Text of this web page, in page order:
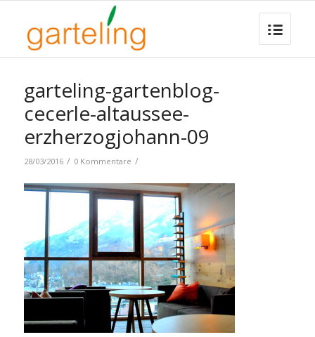
garteling-gartenblog-
cecerle-altaussee-
erzherzogjohann-09
28/03/2016 / 0 Kommentare /